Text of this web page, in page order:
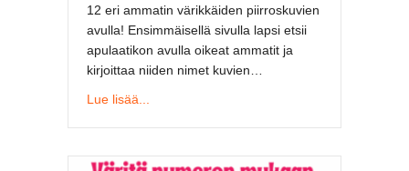
12 eri ammatin värikkäiden piirroskuvien
avulla! Ensimmäisellä sivulla lapsi etsii
apulaatikon avulla oikeat ammatit ja
kirjoittaa niiden nimet kuvien…
Lue lisää...